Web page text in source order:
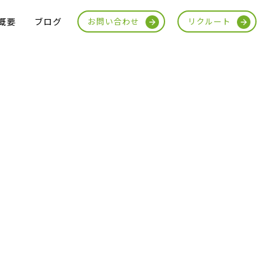
要 ブログ お問い合わせ リクルート